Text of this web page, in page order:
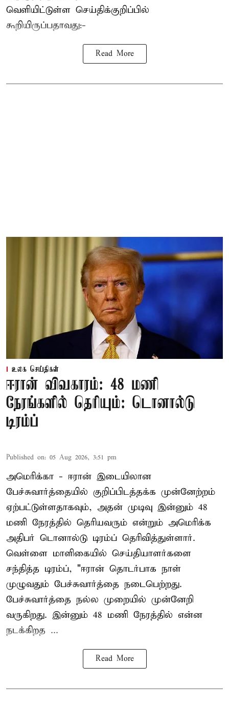
வெளியிட்டுள்ள செய்திக்குறிப்பில்
கூறியிருப்பதாவது:-
Read More
உலக செய்திகள்
ஈரான் விவகாரம்: 48 மணி
நேரங்களில் தெரியும்: டொனால்டு
டிரம்ப்
Published on: 05 Aug 2026, 3:51 pm
அமெரிக்கா - ஈரான் இடையிலான
பேச்சுவார்த்தையில் குறிப்பிடத்தக்க முன்னேற்றம்
ஏற்பட்டுள்ளதாகவும், அதன் முடிவு இன்னும் 48
மணி நேரத்தில் தெரியவரும் என்றும் அமெரிக்க
அதிபர் டொனால்டு டிரம்ப் தெரிவித்துள்ளார்.
வெள்ளை மாளிகையில் செய்தியாளர்களை
சந்தித்த டிரம்ப், "ஈரான் தொடர்பாக நாள்
முழுவதும் பேச்சுவார்த்தை நடைபெற்றது.
பேச்சுவார்த்தை நல்ல முறையில் முன்னேறி
வருகிறது. இன்னும் 48 மணி நேரத்தில் என்ன
நடக்கிறத ...
Read More